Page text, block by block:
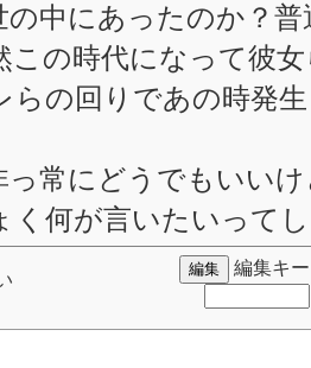
の中にあったのか？
この時代になって彼
らの回りであの時発
常にどうでもいいけ
く何が言いたいって
編集キー